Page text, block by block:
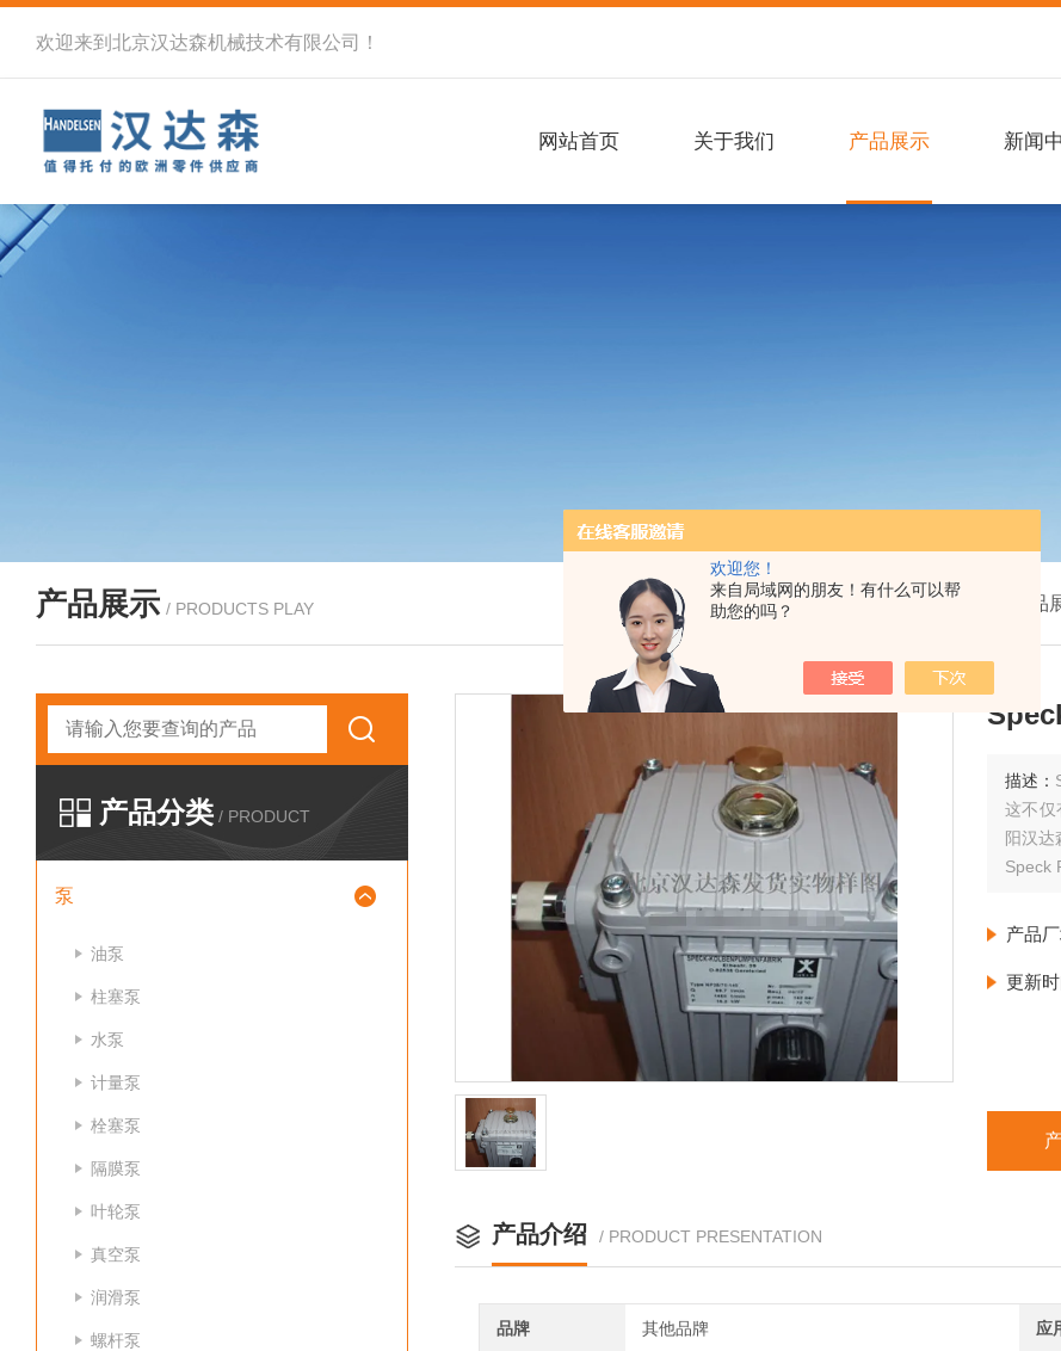
欢迎您！
来自局域网的朋友！有什么可以帮
助您的吗？
欢迎来到北京汉达森机械技术有限公司！
网站首页 关于我们 产品展示 新闻
产品展示 / PRODUCTS PLAY 我的位置：首页 产品
产品分类 / PRODUCT
泵
油泵
柱塞泵
水泵
计量泵
栓塞泵
隔膜泵
叶轮泵
真空泵
润滑泵
螺杆泵
描述：
这不仅
阳汉达
Speck
产品
更新时
产品介绍 / PRODUCT PRESENTATION
品牌 其他品牌 应